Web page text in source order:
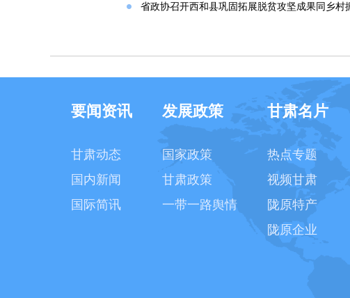
省政协召开西和县巩固拓展脱贫攻坚成果同乡
要闻资讯
甘肃动态
国内新闻
国际简讯
发展政策
国家政策
甘肃政策
一带一路舆情
甘肃名片
热点专题
视频甘肃
陇原特产
陇原企业